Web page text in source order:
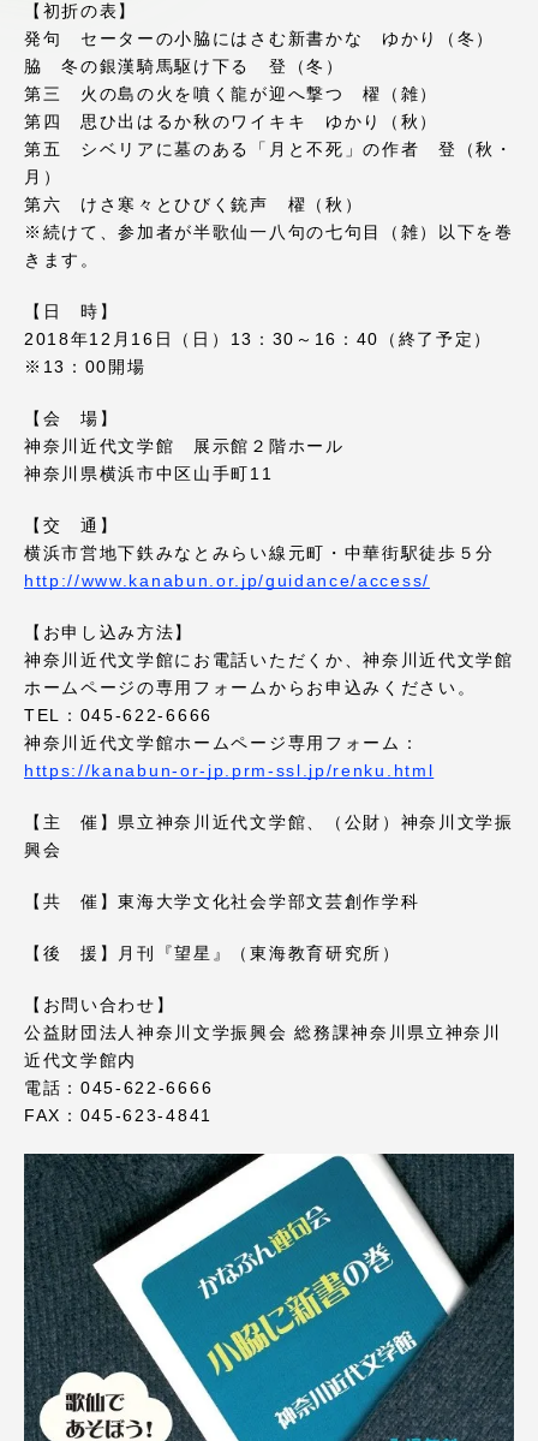
【初折の表】
発句 セーターの小脇にはさむ新書かな ゆかり（冬）
脇 冬の銀漢騎馬駆け下る 登（冬）
第三 火の島の火を噴く龍が迎へ撃つ 櫂（雑）
第四 思ひ出はるか秋のワイキキ ゆかり（秋）
第五 シベリアに墓のある「月と不死」の作者 登（秋・
月）
第六 けさ寒々とひびく銃声 櫂（秋）
※続けて、参加者が半歌仙一八句の七句目（雑）以下を巻
きます。
【日 時】
2018年12月16日（日）13：30～16：40（終了予定）
※13：00開場
【会 場】
神奈川近代文学館 展示館２階ホール
神奈川県横浜市中区山手町11
【交 通】
横浜市営地下鉄みなとみらい線元町・中華街駅徒歩５分
http://www.kanabun.or.jp/guidance/access/
【お申し込み方法】
神奈川近代文学館にお電話いただくか、神奈川近代文学館
ホームページの専用フォームからお申込みください。
TEL：045‐622‐6666
神奈川近代文学館ホームページ専用フォーム：
https://kanabun-or-jp.prm-ssl.jp/renku.html
【主 催】県立神奈川近代文学館、（公財）神奈川文学振
興会
【共 催】東海大学文化社会学部文芸創作学科
【後 援】月刊『望星』（東海教育研究所）
【お問い合わせ】
公益財団法人神奈川文学振興会 総務課神奈川県立神奈川
近代文学館内
電話：045‐622‐6666
FAX：045‐623‐4841
アクセス情報
品川キャンパス 湘南キャンパス
伊勢原キャンパス 静岡キャンパス
熊本キャンパス
阿蘇くまもと
臨空キャンパス
TOKAIスポーツ
ニュースリリース
教育研究上の目的及び養成する人材像と３つの
資料請求 お問い合わせ
在学生・保護者向けポータル（TIPS） 本学教職員向け情報
中文